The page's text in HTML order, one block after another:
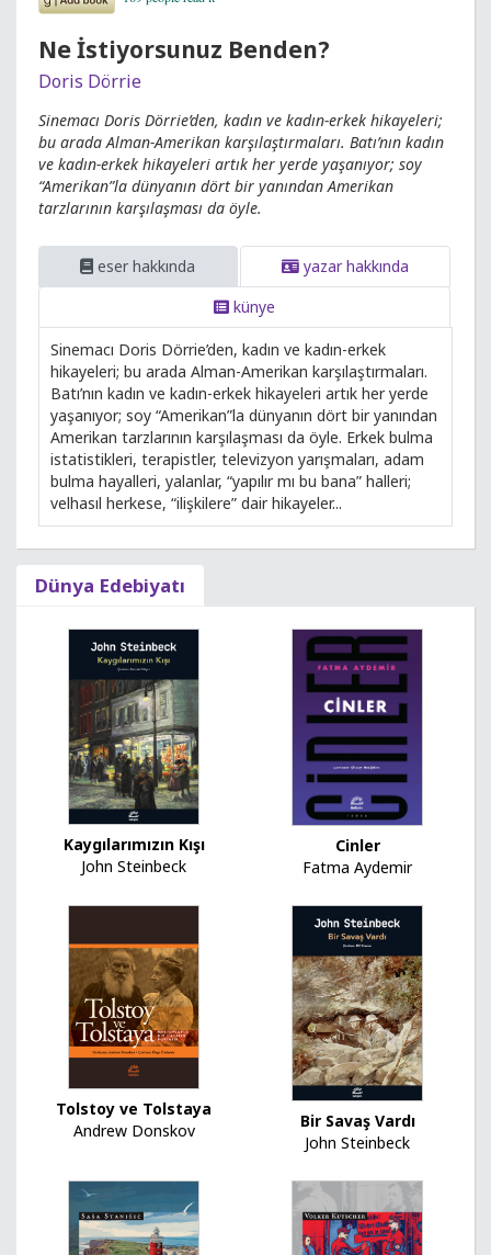
Ne İstiyorsunuz Benden?
Doris Dörrie
Sinemacı Doris Dörrie’den, kadın ve kadın-erkek hikayeleri;
bu arada Alman-Amerikan karşılaştırmaları. Batı’nın kadın
ve kadın-erkek hikayeleri artık her yerde yaşanıyor; soy
“Amerikan”la dünyanın dört bir yanından Amerikan
tarzlarının karşılaşması da öyle.
eser hakkında
yazar hakkında
künye
Sinemacı Doris Dörrie’den, kadın ve kadın-erkek
hikayeleri; bu arada Alman-Amerikan karşılaştırmaları.
Batı’nın kadın ve kadın-erkek hikayeleri artık her yerde
yaşanıyor; soy “Amerikan”la dünyanın dört bir yanından
Amerikan tarzlarının karşılaşması da öyle. Erkek bulma
istatistikleri, terapistler, televizyon yarışmaları, adam
bulma hayalleri, yalanlar, “yapılır mı bu bana” halleri;
velhasıl herkese, “ilişkilere” dair hikayeler...
Dünya Edebiyatı
Kaygılarımızın Kışı
John Steinbeck
Cinler
Fatma Aydemir
Tolstoy ve Tolstaya
Andrew Donskov
Bir Savaş Vardı
John Steinbeck